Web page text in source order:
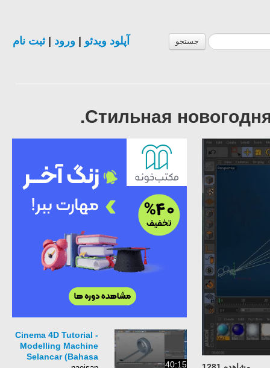
جستجو آپلود ویدئو ورود |ثبت نام
Стильная
40:15
Cinema 4D Tutorial -
Modelling Machine
Selancar (Bahasa